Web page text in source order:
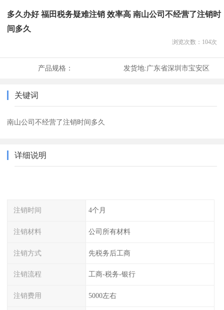
多久办好 福田税务疑难注销 效率高 南山公司不经营了注销时
间多久
浏览次数： 104次
产品规格： 发货地:广东省深圳市宝安区
关键词
南山公司不经营了注销时间多久
详细说明
注销时间 4个月
注销材料 公司所有材料
注销方式 先税务后工商
注销流程 工商-税务-银行
注销费用 5000左右